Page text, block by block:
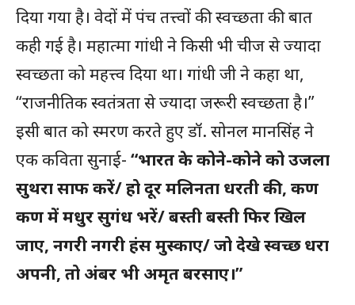
दिया गया है। वेदों में पंच तत्त्वों की स्वच्छता की बात
कही गई है। महात्मा गांधी ने किसी भी चीज से ज्यादा
स्वच्छता को महत्त्व दिया था। गांधी जी ने कहा था,
“राजनीतिक स्वतंत्रता से ज्यादा जरूरी स्वच्छता है।”
इसी बात को स्मरण करते हुए डॉ. सोनल मानसिंह ने
एक कविता सुनाई- “भारत के कोने-कोने को उजला
सुथरा साफ करें/ हो दूर मलिनता धरती की, कण
कण में मधुर सुगंध भरें/ बस्ती बस्ती फिर खिल
जाए, नगरी नगरी हंस मुस्काए/ जो देखे स्वच्छ धरा
अपनी, तो अंबर भी अमृत बरसाए।”